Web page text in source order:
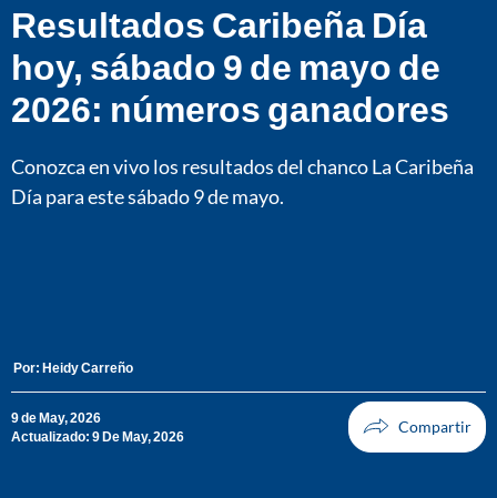
Resultados Caribeña Día
hoy, sábado 9 de mayo de
2026: números ganadores
Conozca en vivo los resultados del chanco La Caribeña
Día para este sábado 9 de mayo.
Por: Heidy Carreño
9 de May, 2026
Actualizado: 9 De May, 2026